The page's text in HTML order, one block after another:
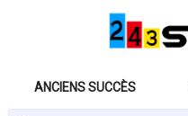
ANCIENS SUCCÈS